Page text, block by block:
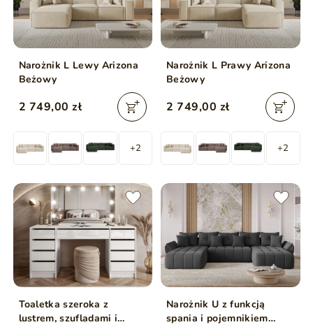
Narożnik L Lewy Arizona
Beżowy
2 749,00 zł
+2
Narożnik L Prawy Arizona
Beżowy
2 749,00 zł
+2
Toaletka szeroka z
lustrem, szufladami i
Narożnik U z funkcją
spania i pojemnikiem